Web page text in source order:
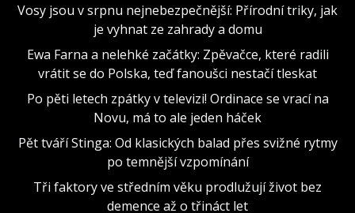
Vosy jsou v srpnu nejnebezpečnější: Přírodní triky, jak
je vyhnat ze zahrady a domu
Ewa Farna a nelehké začátky: Zpěvačce, které radili
vrátit se do Polska, teď fanoušci nestačí tleskat
Po pěti letech zpátky v televizi! Ordinace se vrací na
Novu, má to ale jeden háček
Pět tváří Stinga: Od klasických balad přes svižné rytmy
po temnější vzpomínání
Tři faktory ve středním věku prodlužují život bez
demence až o třináct let